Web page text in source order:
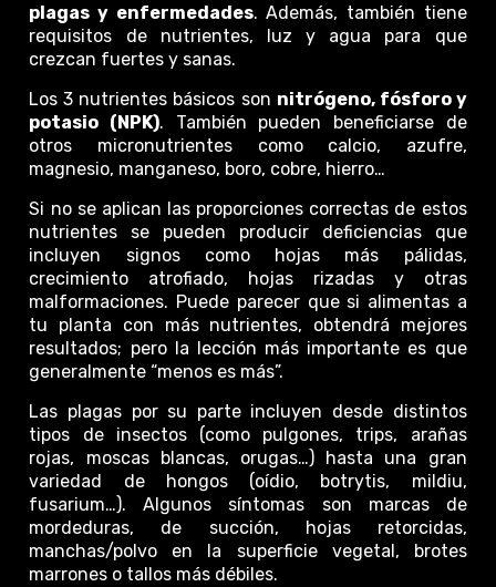
plagas y enfermedades. Además, también tiene
requisitos de nutrientes, luz y agua para que
crezcan fuertes y sanas.
Los 3 nutrientes básicos son nitrógeno, fósforo y
potasio (NPK). También pueden beneficiarse de
otros micronutrientes como calcio, azufre,
magnesio, manganeso, boro, cobre, hierro…
Si no se aplican las proporciones correctas de estos
nutrientes se pueden producir deficiencias que
incluyen signos como hojas más pálidas,
crecimiento atrofiado, hojas rizadas y otras
malformaciones. Puede parecer que si alimentas a
tu planta con más nutrientes, obtendrá mejores
resultados; pero la lección más importante es que
generalmente “menos es más”.
Las plagas por su parte incluyen desde distintos
tipos de insectos (como pulgones, trips, arañas
rojas, moscas blancas, orugas…) hasta una gran
variedad de hongos (oídio, botrytis, mildiu,
fusarium…). Algunos síntomas son marcas de
mordeduras, de succión, hojas retorcidas,
manchas/polvo en la superficie vegetal, brotes
marrones o tallos más débiles.